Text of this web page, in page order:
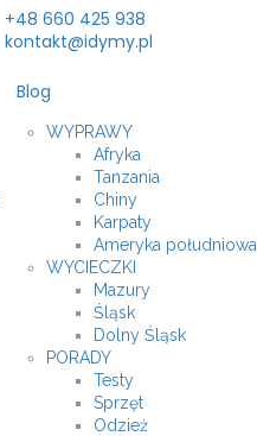
+48 660 425 938
kontakt@idymy.pl
Blog
WYPRAWY
Afryka
Tanzania
Chiny
Karpaty
Ameryka południowa
WYCIECZKI
Mazury
Śląsk
Dolny Śląsk
PORADY
Testy
Sprzęt
Odzież